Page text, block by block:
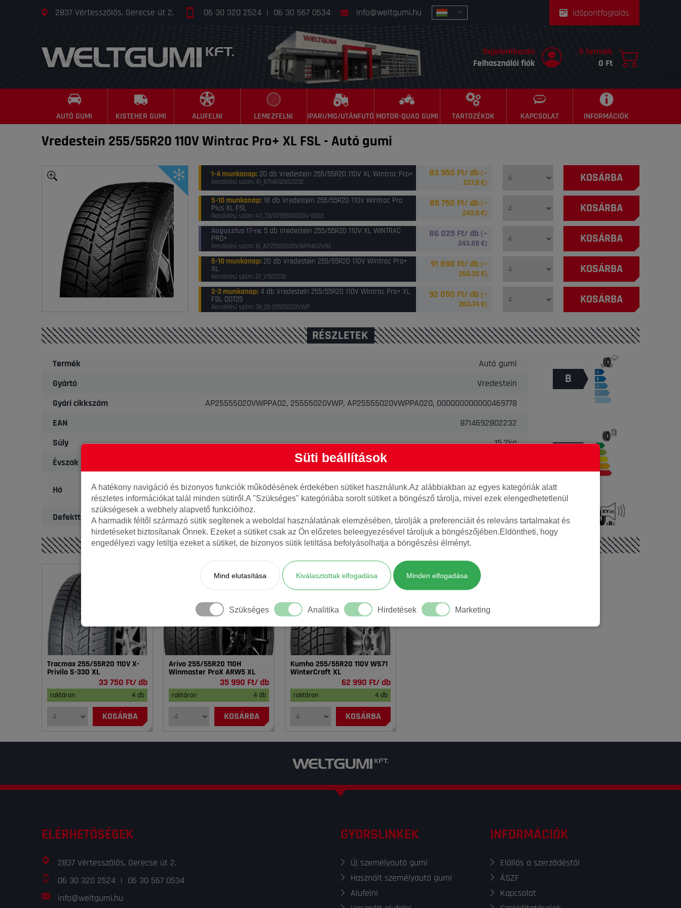
2837 Vértesszőlős, Gerecse út 2. 06 30 320 2524 | 06 30 567 0534 info@weltgumi.hu Időpontfoglalás
Bejelentkezés
Felhasználói fiók
0 termék
0 Ft
AUTÓ GUMI KISTEHER GUMI ALUFELNI LEMEZFELNI IPARI/MG/UTÁNFUTÓ MOTOR-QUAD GUMI TARTOZÉKOK KAPCSOLAT INFORMÁCIÓK
Vredestein 255/55R20 110V Wintrac Pro+ XL FSL-Autó gumi
1-4 munkanap: 20 db Vredestein 255/55R20 110V XL Wintrac Pro+
Rendelési szám: 41_8714692802232
83 950 Ft/ db (~
237.8€) KOSÁRBA
5-10 munkanap: 18 db Vredestein 255/55R20 110V Wintrac Pro
Plus XL FSL
Rendelési szám: 43_13VR25555R200V-6502
85 750 Ft/ db (~
242.9 €) KOSÁRBA
Augusztus 17-re: 5 db Vredestein 255/55R20 110V XL WINTRAC
PRO+
Rendelési szám: 16_AP25555020VWPPA02VRE
86 025 Ft/ db (~
243.68 €) KOSÁRBA
5-10 munkanap: 20 db Vredestein 255/55R20 110V Wintrac Pro+
XL
Rendelési szám: 27_VS02232
91 890 Ft/ db (~
260.29 €) KOSÁRBA
2-3 munkanap: 4 db Vredestein 255/55R20 110V Wintrac Pro+ XL
FSL DOT25
Rendelési szám: 39_25-25555020VWP
92 050 Ft/ db (~
260.74€) KOSÁRBA
RÉSZLETEK
Termék
Autó gumi
Gyártó
Vredestein
Gyári cikkszám
AP25555020VWPPA02, 25555020VWP, AP25555020VWPPA020, 000000000000469778
EAN
8714692802232
Súly
15.2kg
Évszak
Hó
Defekttűrő Nem
B
72 dB
AJÁNLOTT TERMÉKEK
Tracmax 255/55R20 110V X-
Privilo S-330 XL
33 750 Ft/ db
raktáron 4 db
KOSÁRBA
Arivo 255/55R20 110H
Winmaster ProX ARW5 XL
35 990 Ft/ db
raktáron 4 db
KOSÁRBA
Kumho 255/55R20 110V WS71
WinterCraft XL
62 990 Ft/ db
raktáron 4 db
KOSÁRBA
Süti beállítások
A hatékony navigáció és bizonyos funkciók működésének érdekében sütiket használunk.Az alábbiakban az egyes kategóriák alatt
részletes információkat talál minden sütiről.A "Szükséges" kategóriába sorolt sütiket a böngésző tárolja, mivel ezek elengedhetetlenül
szükségesek a webhely alapvető funkcióihoz.
A harmadik féltől származó sütik segítenek a weboldal használatának elemzésében, tárolják a preferenciáit és releváns tartalmakat és
hirdetéseket biztosítanak Önnek. Ezeket a sütiket csak az Ön előzetes beleegyezésével tároljuk a böngészőjében.Eldöntheti, hogy
engedélyezi vagy letiltja ezeket a sütiket, de bizonyos sütik letiltása befolyásolhatja a böngészési élményt.
Mind elutasítása Kiválasztottak elfogadása Minden elfogadása
Szükséges Analitika Hirdetések Marketing
ELÉRHETŐSÉGEK
2837 Vértesszőlős, Gerecse út 2.
06 30 320 2524 | 06 30 567 0534
info@weltgumi.hu
GYORSLINKEK
Új személyautó gumi
Használt személyautó gumi
Alufelni
INFORMÁCIÓK
Elállás a szerződéstől
ÁSZF
Kapcsolat